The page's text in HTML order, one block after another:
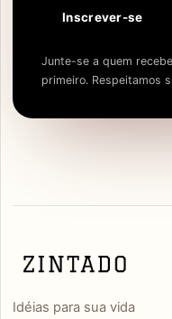
Inscrever-se
Junte-se a quem
primeiro. Respeitamos
Idéias para sua vida